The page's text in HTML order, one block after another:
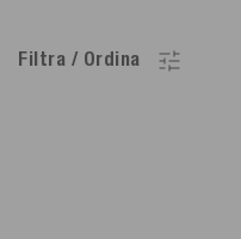
Filtra / Ordina